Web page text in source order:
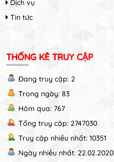
Dịch vụ
Tin tức
THỐNG KÊ TRUY CẬP
Đang truy cập: 2
Trong ngày: 83
Hôm qua: 767
Tổng truy cập: 2747030
Truy cập nhiều nhất: 10351
Ngày nhiều nhất: 22.02.2020